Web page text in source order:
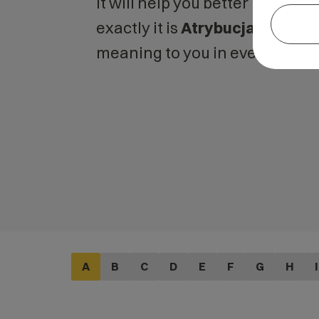
exactly it isAtrybucja
and
meaning to you in everyday
A B C D E F G H I